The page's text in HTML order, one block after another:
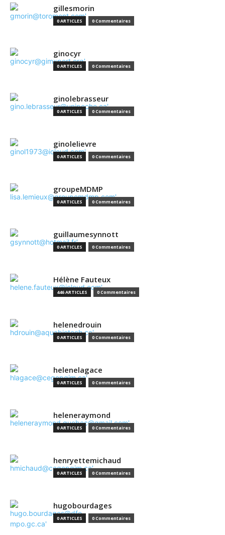
gillesmorin
0 ARTICLES 0 Commentaires
ginocyr
0 ARTICLES 0 Commentaires
ginolebrasseur
0 ARTICLES 0 Commentaires
ginolelievre
0 ARTICLES 0 Commentaires
groupeMDMP
0 ARTICLES 0 Commentaires
guillaumesynnott
0 ARTICLES 0 Commentaires
Hélène Fauteux
446 ARTICLES 0 Commentaires
helenedrouin
0 ARTICLES 0 Commentaires
helenelagace
0 ARTICLES 0 Commentaires
heleneraymond
0 ARTICLES 0 Commentaires
henryettemichaud
0 ARTICLES 0 Commentaires
hugobourdages
0 ARTICLES 0 Commentaires